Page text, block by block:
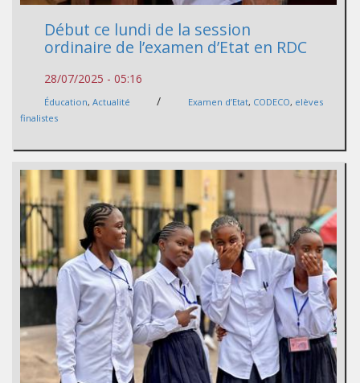
Début ce lundi de la session
ordinaire de l’examen d’Etat en RDC
28/07/2025 - 05:16
Éducation, Actualité / Examen d’Etat, CODECO, elèves
finalistes